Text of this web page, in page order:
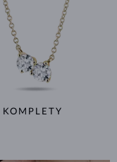
KOMPLETY